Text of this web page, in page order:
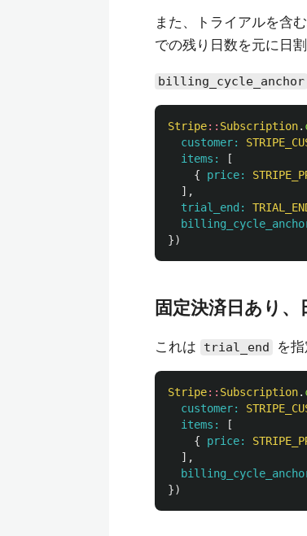
また、トライアルを含
での残り日数を元に日
billing_cycle_anchor
Stripe:: Subscription.
customer:
items:
[
{
price:
],
trial_end:
})
固定決済日あり
これは trial_end を指
Stripe:: Subscription.
customer:
items:
[
{
price:
],
})